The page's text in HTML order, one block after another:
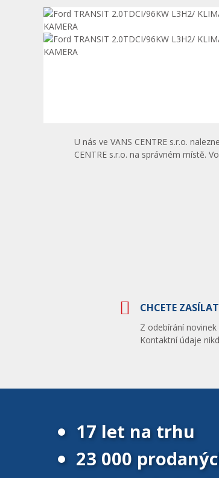
U nás ve VANS CENTRE s.r.o.
CENTRE s.r.o. na správném místě.
CHCETE
Z odebírání
Kontaktní údaje
17 let na trhu
23 000